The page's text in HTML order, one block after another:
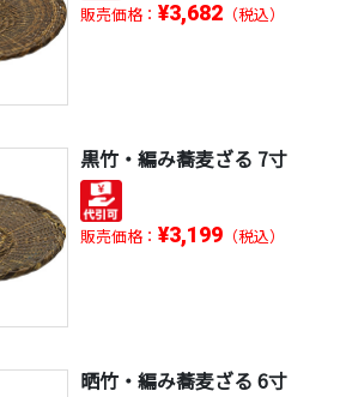
販売価格： ¥3,682（税込）
黒竹・編み蕎麦ざる 7寸
販売価格： ¥3,199（税込）
晒竹・編み蕎麦ざる 6寸